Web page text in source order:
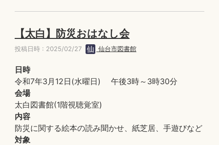
【太白】防災おはなし会
投稿日時 : 2025/02/27 仙台市図書館
日時
令和7年3月12日(水曜日) 午後3時～3時30分
会場
太白図書館(1階視聴覚室)
内容
防災に関する絵本の読み聞かせ、紙芝居、手遊びなど
対象